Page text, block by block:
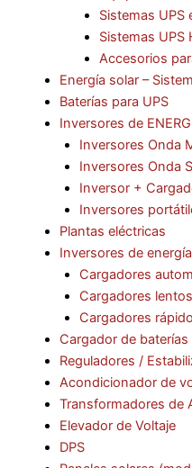
Sistemas UPS
Sistemas UPS
Accesorios
Energía solar –
Baterías para UPS
Inversores de
Inversores Onda
Inversores Onda
Inversor +
Inversores
Plantas eléctricas
Inversores de energía
Cargadores
Cargadores lentos
Cargadores
Cargador de baterías
Reguladores /
Acondicionador de
Transformadores de
Elevador de Voltaje
DPS